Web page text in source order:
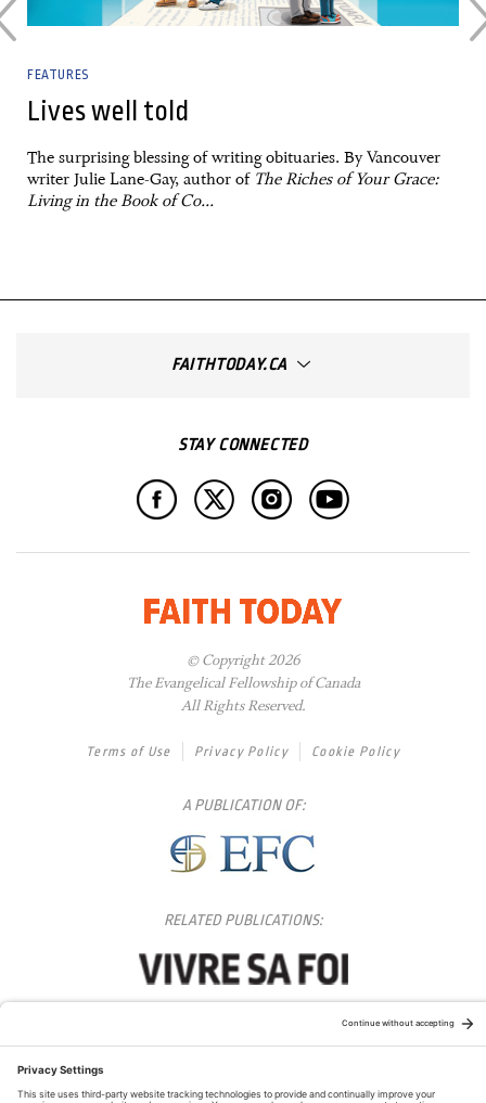
FEATURES
Lives well told
The surprising blessing of writing obituaries. By Vancouver
writer Julie Lane-Gay, author of The Riches of Your Grace:
Living in the Book of Co...
FAITHTODAY.CA
STAY CONNECTED
© Copyright 2026
The Evangelical Fellowship of Canada
All Rights Reserved.
Terms of Use Privacy Policy Cookie Policy
A PUBLICATION OF:
RELATED PUBLICATIONS: